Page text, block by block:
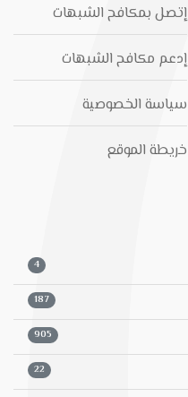
إتصل بمكافح الشبهات
إدعم مكافح الشبهات
سياسة الخصوصية
خريطة الموقع
4
187
905
22